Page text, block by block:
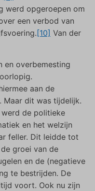
werd opgeroepen om
een verbod van
[10] Van der
en overbemesting
aan de
Maar dit was tijdelijk.
de politieke
en het welzijn
feller. Dit leidde tot
groei van de
en de (negatieve
te bestrijden. De
voort. Ook nu zijn